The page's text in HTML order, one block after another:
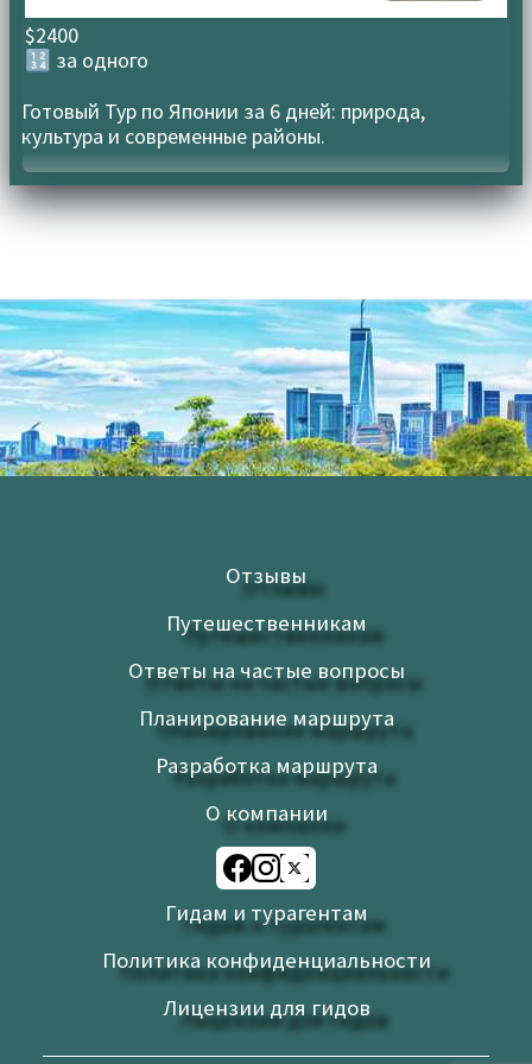
$2400
🔢 за одного
Готовый Тур по Японии за 6 дней: природа,
культура и современные районы.
Отзывы
Путешественникам
Ответы на частые вопросы
Планирование маршрута
Разработка маршрута
О компании
Гидам и турагентам
Политика конфиденциальности
Лицензии для гидов